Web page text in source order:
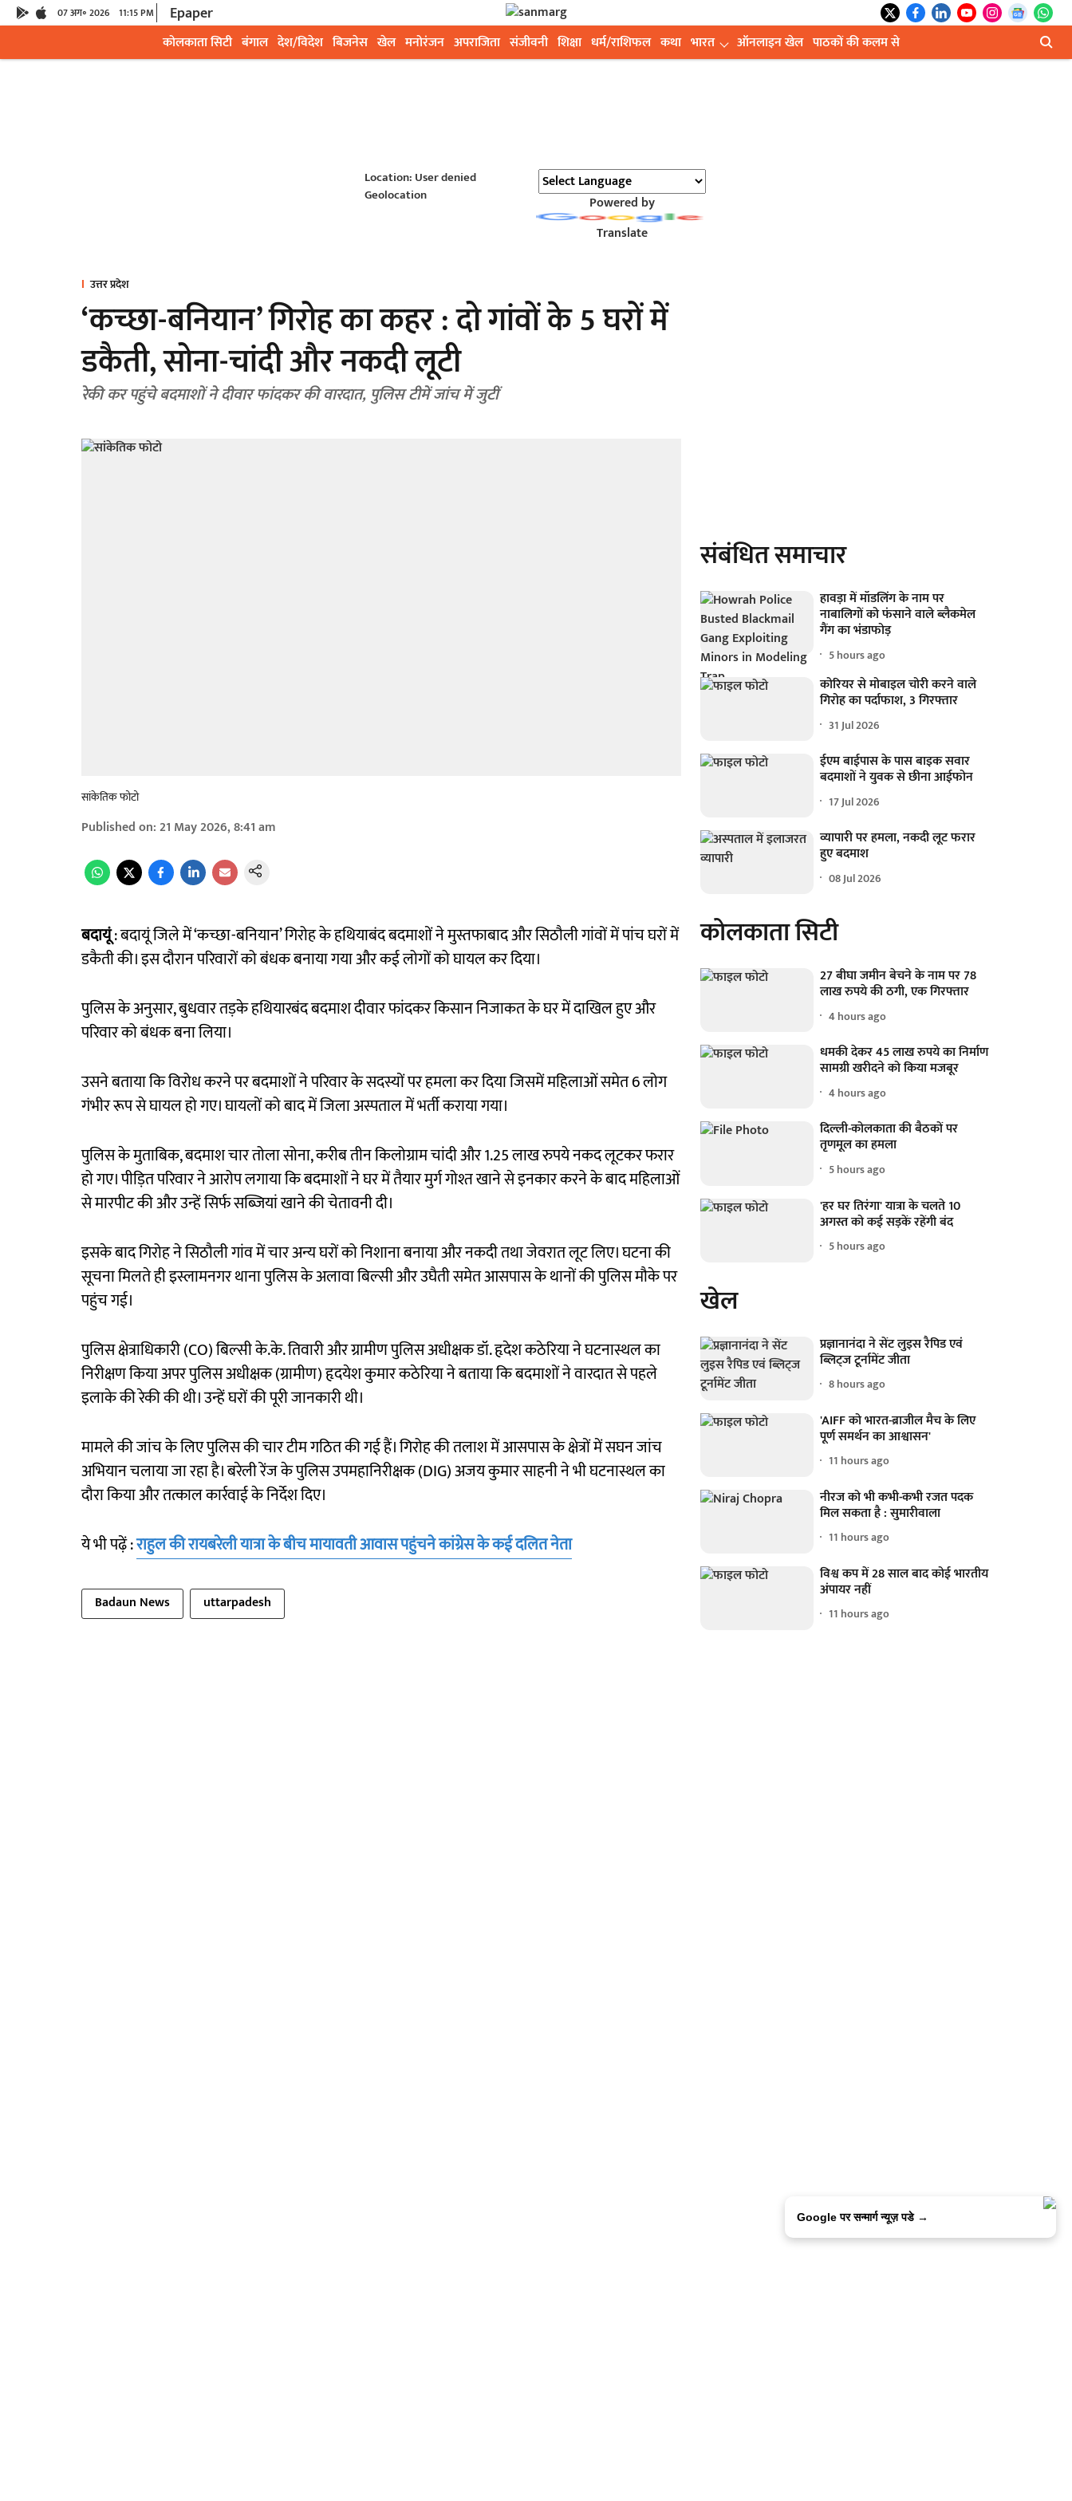
07 अग॰ 2026 11:15 PM Epaper
कोलकाता सिटी बंगाल देश/विदेश बिजनेस खेल मनोरंजन अपराजिता संजीवनी शिक्षा धर्म/राशिफल कथा भारत ऑनलाइन खेल पाठकों की कलम से
Location: User denied
Geolocation
Powered by
Translate
उत्तर प्रदेश
‘कच्छा-बनियान’ गिरोह का कहर : दो गांवों के 5 घरों में
डकैती, सोना-चांदी और नकदी लूटी
रेकी कर पहुंचे बदमाशों ने दीवार फांदकर की वारदात, पुलिस टीमें जांच में जुटीं
सांकेतिक फोटो
Published on:21 May 2026, 8:41 am
बदायूं: बदायूं जिले में ‘कच्छा-बनियान’ गिरोह के हथियाबंद बदमाशों ने मुस्तफाबाद और सिठौली गांवों में पांच घरों में
डकैती की। इस दौरान परिवारों को बंधक बनाया गया और कई लोगों को घायल कर दिया।
पुलिस के अनुसार, बुधवार तड़के हथियारबंद बदमाश दीवार फांदकर किसान निजाकत के घर में दाखिल हुए और
परिवार को बंधक बना लिया।
उसने बताया कि विरोध करने पर बदमाशों ने परिवार के सदस्यों पर हमला कर दिया जिसमें महिलाओं समेत 6 लोग
गंभीर रूप से घायल हो गए। घायलों को बाद में जिला अस्पताल में भर्ती कराया गया।
पुलिस के मुताबिक, बदमाश चार तोला सोना, करीब तीन किलोग्राम चांदी और 1.25 लाख रुपये नकद लूटकर फरार
हो गए। पीड़ित परिवार ने आरोप लगाया कि बदमाशों ने घर में तैयार मुर्ग गोश्त खाने से इनकार करने के बाद महिलाओं
से मारपीट की और उन्हें सिर्फ सब्जियां खाने की चेतावनी दी।
इसके बाद गिरोह ने सिठौली गांव में चार अन्य घरों को निशाना बनाया और नकदी तथा जेवरात लूट लिए। घटना की
सूचना मिलते ही इस्लामनगर थाना पुलिस के अलावा बिल्सी और उघैती समेत आसपास के थानों की पुलिस मौके पर
पहुंच गई।
पुलिस क्षेत्राधिकारी (CO) बिल्सी के.के. तिवारी और ग्रामीण पुलिस अधीक्षक डॉ. हृदेश कठेरिया ने घटनास्थल का
निरीक्षण किया अपर पुलिस अधीक्षक (ग्रामीण) हृदयेश कुमार कठेरिया ने बताया कि बदमाशों ने वारदात से पहले
इलाके की रेकी की थी। उन्हें घरों की पूरी जानकारी थी।
मामले की जांच के लिए पुलिस की चार टीम गठित की गई हैं। गिरोह की तलाश में आसपास के क्षेत्रों में सघन जांच
अभियान चलाया जा रहा है। बरेली रेंज के पुलिस उपमहानिरीक्षक (DIG) अजय कुमार साहनी ने भी घटनास्थल का
दौरा किया और तत्काल कार्रवाई के निर्देश दिए।
ये भी पढ़ें :राहुल की रायबरेली यात्रा के बीच मायावती आवास पहुंचने कांग्रेस के कई दलित नेता
Badaun News uttarpadesh
संबंधित समाचार
हावड़ा में मॉडलिंग के नाम पर
नाबालिगों को फंसाने वाले ब्लैकमेल
गैंग का भंडाफोड़
5 hours ago
कोरियर से मोबाइल चोरी करने वाले
गिरोह का पर्दाफाश, 3 गिरफ्तार
31 Jul 2026
ईएम बाईपास के पास बाइक सवार
बदमाशों ने युवक से छीना आईफोन
17 Jul 2026
व्यापारी पर हमला, नकदी लूट फरार
हुए बदमाश
08 Jul 2026
कोलकाता सिटी
27 बीघा जमीन बेचने के नाम पर 78
लाख रुपये की ठगी, एक गिरफ्तार
4 hours ago
धमकी देकर 45 लाख रुपये का निर्माण
सामग्री खरीदने को किया मजबूर
4 hours ago
दिल्ली-कोलकाता की बैठकों पर
तृणमूल का हमला
5 hours ago
'हर घर तिरंगा' यात्रा के चलते 10
अगस्त को कई सड़कें रहेंगी बंद
5 hours ago
खेल
प्रज्ञानानंदा ने सेंट लुइस रैपिड एवं
ब्लिट्ज टूर्नामेंट जीता
8 hours ago
'AIFF को भारत-ब्राजील मैच के लिए
पूर्ण समर्थन का आश्वासन'
11 hours ago
नीरज को भी कभी-कभी रजत पदक
मिल सकता है : सुमारीवाला
11 hours ago
विश्व कप में 28 साल बाद कोई भारतीय
अंपायर नहीं
11 hours ago
Google पर सन्मार्ग न्यूज़ पडे →